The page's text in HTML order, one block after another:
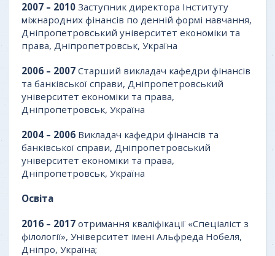
2007 – 2010 Заступник директора Інституту
міжнародних фінансів по денній формі навчання,
Дніпропетровський університет економіки та
права, Дніпропетровськ, Україна
2006 – 2007 Старший викладач кафедри фінансів
та банківської справи, Дніпропетровський
університет економіки та права,
Дніпропетровськ, Україна
2004 – 2006 Викладач кафедри фінансів та
банківської справи, Дніпропетровський
університет економіки та права,
Дніпропетровськ, Україна
Освіта
2016 – 2017 отримання кваліфікації «Спеціаліст з
філології», Університет імені Альфреда Нобеля,
Дніпро, Україна;